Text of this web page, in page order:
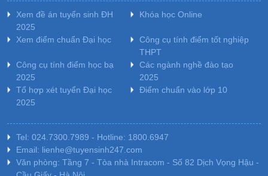
Xem đề án tuyển sinh ĐH
2025
Khóa học Online
Xem điểm chuẩn Đại học
Công cụ tính điểm tốt nghiệp
THPT
Công cụ tính điểm học bạ
2025
Các ngành nghề đào tạo
2025
Tổ hợp xét tuyển Đại học
2025
Điểm chuẩn vào lớp 10
Tel: 024.7300.7989 - Hotline: 1800.6947
Email: lienhe@tuyensinh247.com
Văn phòng: Tầng 7 - Tòa nhà Intracom - Số 82 Dịch Vọng Hậu -